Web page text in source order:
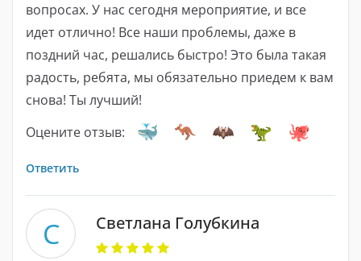
вопросах. У нас сегодня мероприятие, и все
идет отлично! Все наши проблемы, даже в
поздний час, решались быстро! Это была такая
радость, ребята, мы обязательно приедем к вам
снова! Ты лучший!
Оцените отзыв:
Ответить
С Светлана Голубкина